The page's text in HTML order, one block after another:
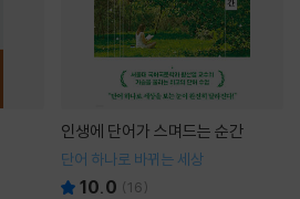
인생에 단어가 스며드는 순간
단어 하나로 바뀌는 세상
10.0 (16)